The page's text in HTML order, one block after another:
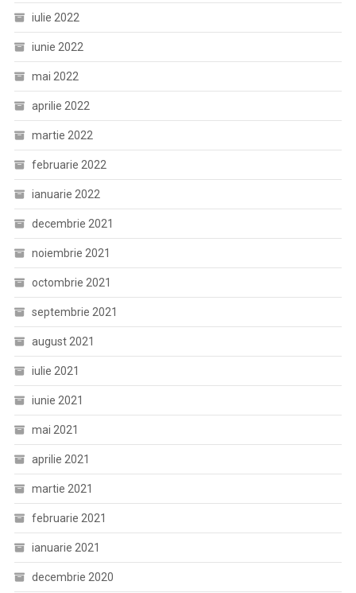
iulie 2022
iunie 2022
mai 2022
aprilie 2022
martie 2022
februarie 2022
ianuarie 2022
decembrie 2021
noiembrie 2021
octombrie 2021
septembrie 2021
august 2021
iulie 2021
iunie 2021
mai 2021
aprilie 2021
martie 2021
februarie 2021
ianuarie 2021
decembrie 2020